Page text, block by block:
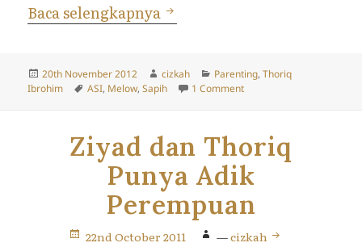
Baca selengkapnya Melow Penyapihan
Posted
on
20th November 2012 Author
cizkah Categories
Parenting,Thoriq
Ibrohim
Tags
ASI, Melow,Sapih 1 Commenton Melow Penyapihan
Ziyad dan Thoriq
Punya Adik
Perempuan
22nd October 2011 —cizkah